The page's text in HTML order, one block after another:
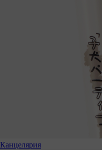
Канцелярия